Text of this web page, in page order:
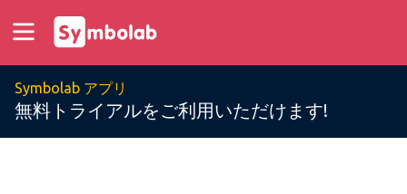
Symbolab アプリ
無料トライアルをご利用いただけます!